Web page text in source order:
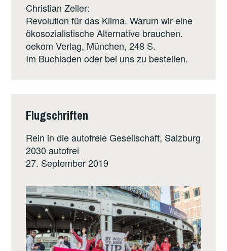
Christian Zeller:
Revolution für das Klima. Warum wir eine
ökosozialistische Alternative brauchen.
oekom Verlag, München, 248 S.
Im Buchladen oder bei uns zu bestellen.
Flugschriften
Rein in die autofreie Gesellschaft, Salzburg
2030 autofrei
27. September 2019